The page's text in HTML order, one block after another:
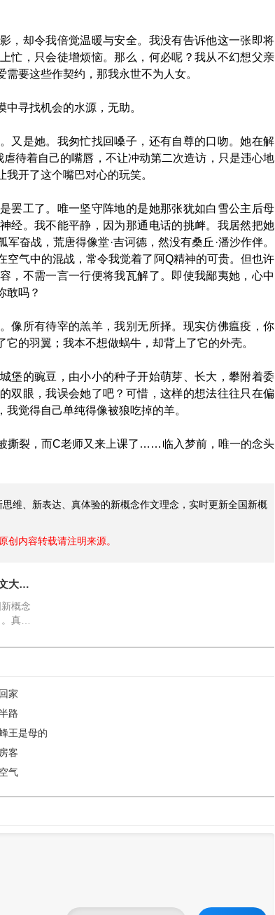
却令我倍觉温暖与安全。我没有告诉他这一张即将
忙，只会徒增烦恼。那么，何必呢？我从不幻想父亲
要这些作契约，那我永世不为人女。
寻找机会的水源，无助。
是她。我匆忙找回嗓子，还有自尊的口吻。她在解
虐待着自己的嘴唇，不让冲动第二次造访，只是违心地
开了这个嘴巴对心的玩笑。
工了。唯一坚守阵地的是她那张犹如白雪公主后母
经。我不能平静，因为那通电话的挑衅。我居然把她
奋战，荒唐得像堂·吉诃德，然没有桑丘·潘沙作伴。
空气中的混战，常令我觉着了阿Q精神的可贵。但也许
，不需一言一行便将我瓦解了。即使我鄙夷她，心中
敢吗？
所有待宰的羔羊，我别无所择。现实仿佛瘟疫，你
的羽翼；我本不想做蜗牛，却背上了它的外壳。
的豌豆，由小小的种子开始萌芽、长大，攀附着委
双眼，我误会她了吧？可惜，这样的想法往往只在偏
觉得自己单纯得像被狼吃掉的羊。
裂，而C老师又来上课了……临入梦前，唯一的念头
维、新表达、真体验的新概念作文理念，实时更新全国新概
创内容转载请注明来源。
第一届全国新概念作文大赛获奖作品：扎西德勒
概念
真没
家
路
王是母的
客
气